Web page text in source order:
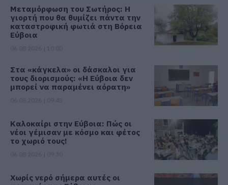
Μεταμόρφωση του Σωτήρος: Η
γιορτή που θα θυμίζει πάντα την
καταστροφική φωτιά στη Βόρεια
Εύβοια
Στα «κάγκελα» οι δάσκαλοι για
τους διορισμούς: «Η Εύβοια δεν
μπορεί να παραμένει αόρατη»
Καλοκαίρι στην Εύβοια: Πώς οι
νέοι γέμισαν με κόσμο και φέτος
το χωριό τους!
Χωρίς νερό σήμερα αυτές οι